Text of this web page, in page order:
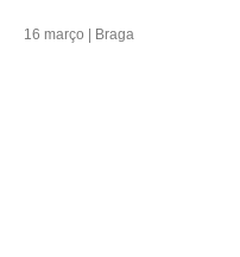
16 março | Braga